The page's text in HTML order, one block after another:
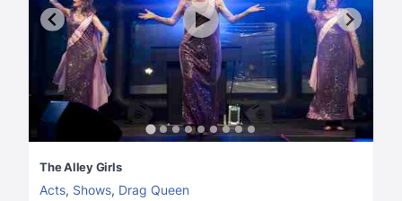
The Alley Girls
Acts, Shows, Drag Queen